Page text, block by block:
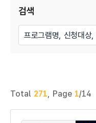
검색
Total 271, Page 1/14